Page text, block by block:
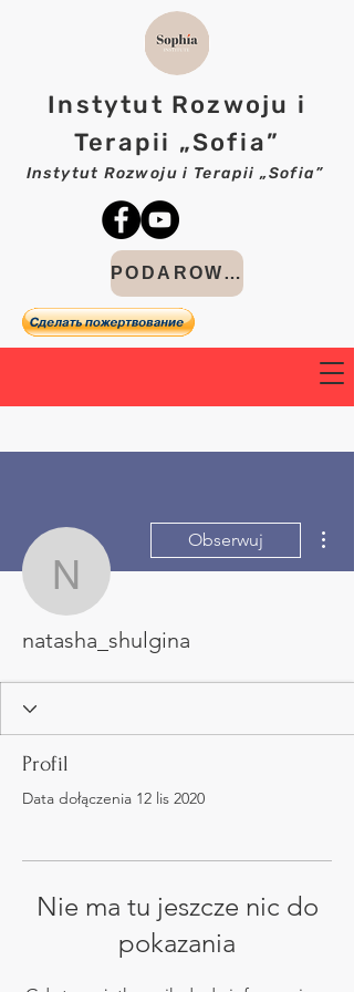
Instytut Rozwoju i
Terapii „Sofia”
Instytut Rozwoju i Terapii „Sofia”
PODAROWAĆ
natasha_shulgina
Obserwuj
natasha_shulgina
Profil
Data dołączenia 12 lis 2020
Nie ma tu jeszcze nic do
pokazania